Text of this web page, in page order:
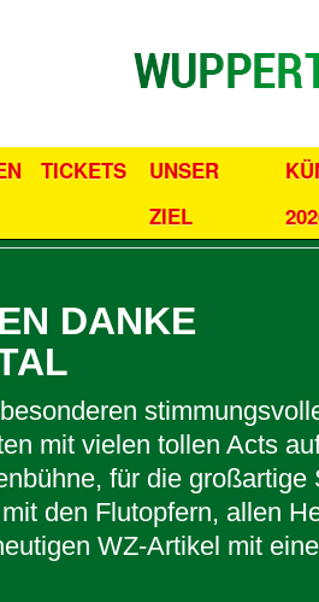
TICKETS
UNSER
ZIEL
DANKE
mit vielen tollen Acts
für die
den Flutopfern, allen
WZ-Artikel mit